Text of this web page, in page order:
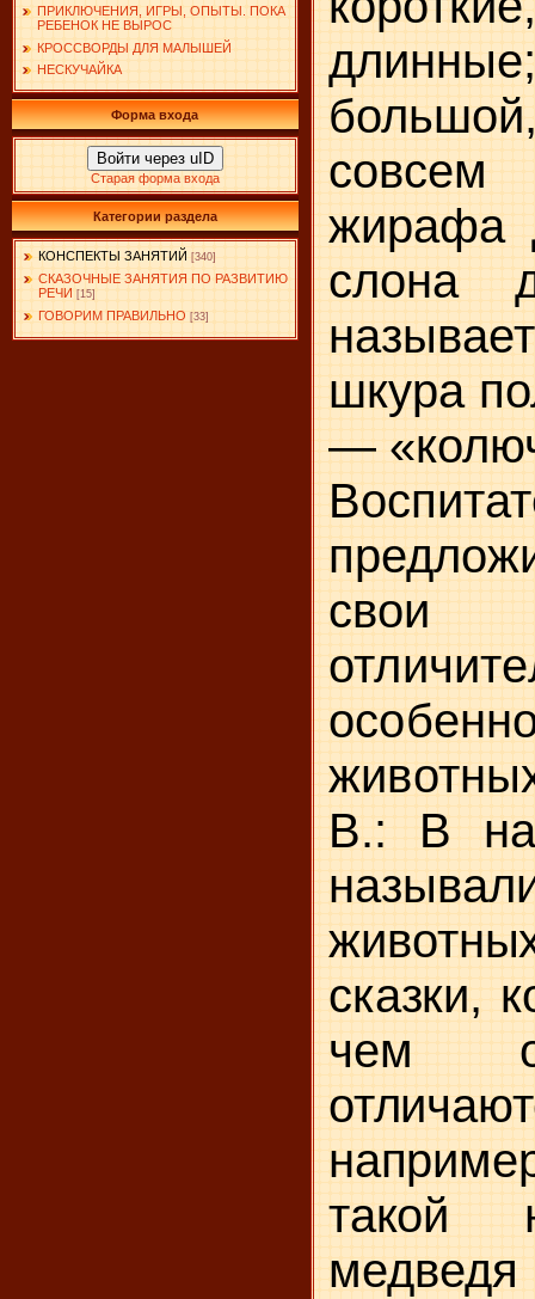
ПРИКЛЮЧЕНИЯ, ИГРЫ, ОПЫТЫ. ПОКА
РЕБЕНОК НЕ ВЫРОС
КРОССВОРДЫ ДЛЯ МАЛЫШЕЙ
НЕСКУЧАЙКА
Форма входа
Войти через uID
Старая форма входа
Категории раздела
КОНСПЕКТЫ ЗАНЯТИЙ [340]
СКАЗОЧНЫЕ ЗАНЯТИЯ ПО РАЗВИТИЮ
РЕЧИ [15]
ГОВОРИМ ПРАВИЛЬНО [33]
жирафа
слона
шкура
—
В.: В
живот­
сказки,
чем